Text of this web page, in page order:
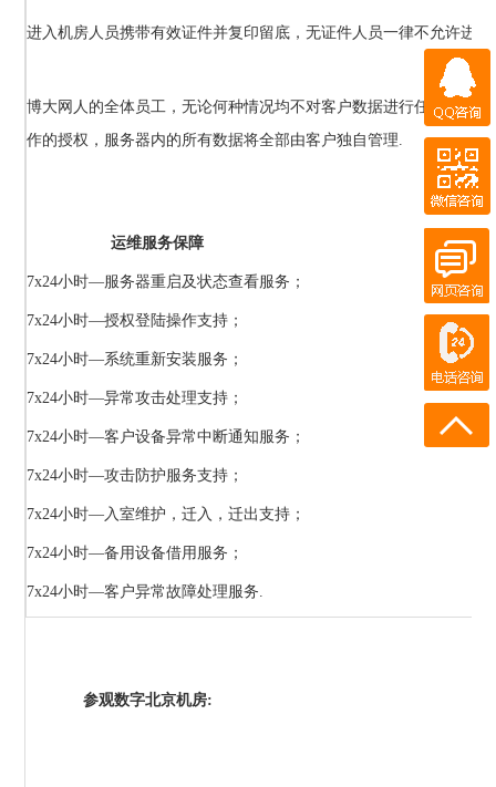
进入机房人员携带有效证件并复印留底，无证件人员一律不允许进入
博大网人 的全体员工，无论何种情况均不对客户数据进行任何操作
作的授权，服务器内的所有数据将全部由客户独自管理.
运维服务保障
7x24小时—服务器重启及状态查看服务；
7x24小时—授权登陆操作支持；
7x24小时—系统重新安装服务；
7x24小时—异常攻击处理支持；
7x24小时—客户设备异常中断通知服务；
7x24小时—攻击防护服务支持；
7x24小时—入室维护，迁入，迁出支持；
7x24小时—备用设备借用服务；
7x24小时—客户异常故障处理服务.
参观数字北京机房:
微信咨询